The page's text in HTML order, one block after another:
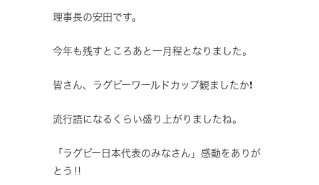
理事長の安田です。
今年も残すところあと一月程となりました。
皆さん、ラグビーワールドカップ観ましたか❗️
流行語になるくらい盛り上がりましたね。
「ラグビー日本代表のみなさん」感動をありが
とう‼️